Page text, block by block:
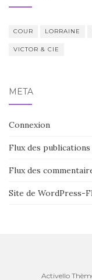
COUR LORRAINE
VICTOR & CIE
MÉTA
Connexion
Flux des publications
Flux des
Site de WordPress-
Activello